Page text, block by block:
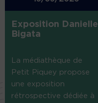
Exposition Danielle
Bigata
La médiathèque de
Petit Piquey propose
une exposition
rétrospective dédiée à